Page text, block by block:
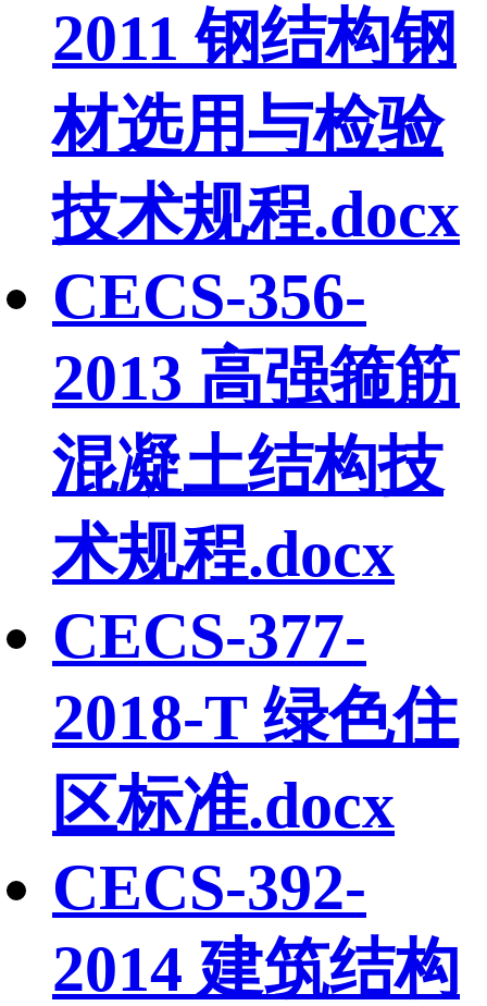
2011 钢结构钢
材选用与检验
技术规程.docx
CECS-356-
2013 高强箍筋
混凝土结构技
术规程.docx
CECS-377-
2018-T 绿色住
区标准.docx
CECS-392-
2014 建筑结构